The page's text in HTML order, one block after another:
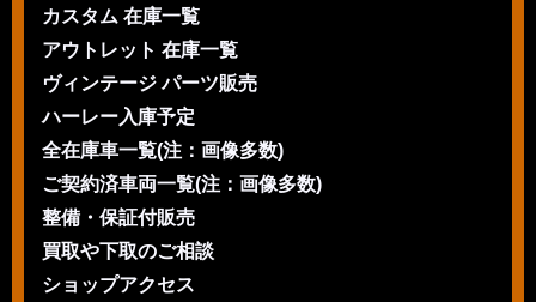
カスタム 在庫一覧
アウトレット 在庫一覧
ヴィンテージ パーツ販売
ハーレー入庫予定
全在庫車一覧(注：画像多数)
ご契約済車両一覧(注：画像多数)
整備・保証付販売
買取や下取のご相談
ショップアクセス